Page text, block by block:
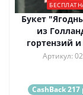
Букет
из
гортензий
Артикул:
CashBack 217